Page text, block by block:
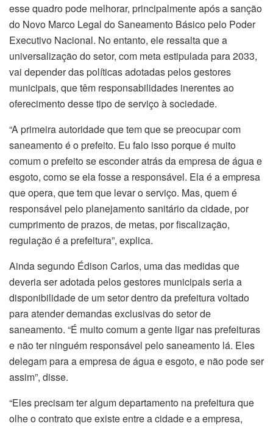
esse quadro pode melhorar, principalmente após a sanção
do Novo Marco Legal do Saneamento Básico pelo Poder
Executivo Nacional. No entanto, ele ressalta que a
universalização do setor, com meta estipulada para 2033,
vai depender das políticas adotadas pelos gestores
municipais, que têm responsabilidades inerentes ao
oferecimento desse tipo de serviço à sociedade.
“A primeira autoridade que tem que se preocupar com
saneamento é o prefeito. Eu falo isso porque é muito
comum o prefeito se esconder atrás da empresa de água e
esgoto, como se ela fosse a responsável. Ela é a empresa
que opera, que tem que levar o serviço. Mas, quem é
responsável pelo planejamento sanitário da cidade, por
cumprimento de prazos, de metas, por fiscalização,
regulação é a prefeitura”, explica.
Ainda segundo Édison Carlos, uma das medidas que
deveria ser adotada pelos gestores municipais seria a
disponibilidade de um setor dentro da prefeitura voltado
para atender demandas exclusivas do setor de
saneamento. “É muito comum a gente ligar nas prefeituras
e não ter ninguém responsável pelo saneamento lá. Eles
delegam para a empresa de água e esgoto, e não pode ser
assim”, disse.
“Eles precisam ter algum departamento na prefeitura que
olhe o contrato que existe entre a cidade e a empresa,